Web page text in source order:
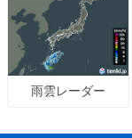
雨雲レーダー